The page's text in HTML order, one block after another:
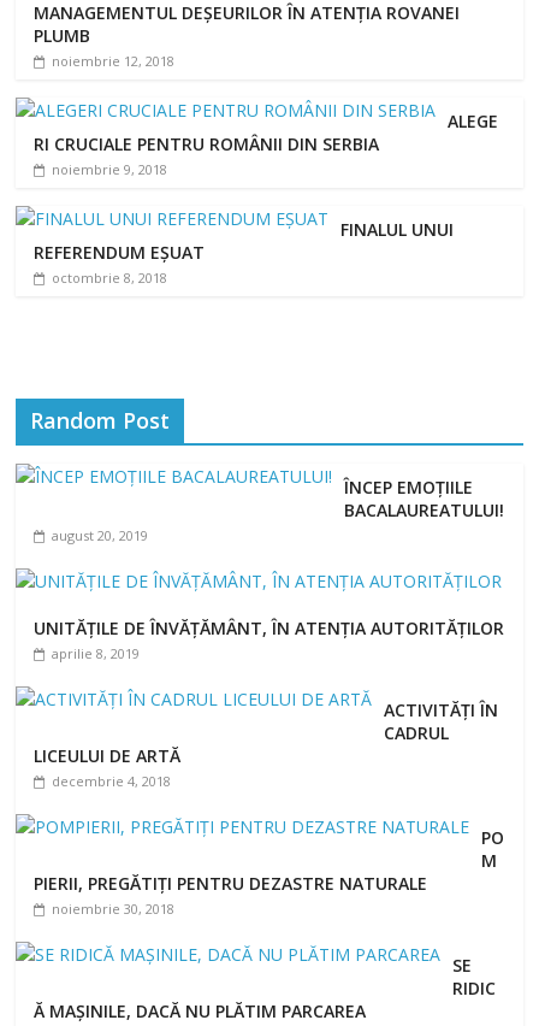
MANAGEMENTUL DEȘEURILOR ÎN ATENȚIA ROVANEI
PLUMB
noiembrie 12, 2018
ALEGE
RI CRUCIALE PENTRU ROMÂNII DIN SERBIA
noiembrie 9, 2018
FINALUL UNUI
REFERENDUM EȘUAT
octombrie 8, 2018
Random Post
ÎNCEP EMOȚIILE
BACALAUREATULUI!
august 20, 2019
UNITĂȚILE DE ÎNVĂȚĂMÂNT, ÎN ATENȚIA AUTORITĂȚILOR
aprilie 8, 2019
ACTIVITĂȚI ÎN
CADRUL
LICEULUI DE ARTĂ
decembrie 4, 2018
PO
M
PIERII, PREGĂTIȚI PENTRU DEZASTRE NATURALE
noiembrie 30, 2018
SE
RIDIC
Ă MAȘINILE, DACĂ NU PLĂTIM PARCAREA